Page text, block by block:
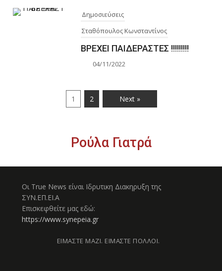
Δημοσιεύσεις
Σταθόπουλος Κωνσταντίνος
ΒΡΕΧΕΙ ΠΑΙΔΕΡΑΣΤΕΣ !!!!!!!!!
04/11/2022
1 2 Next »
Ρούλα Γιατρά
Οι True News είναι Ιδρυτικη Διακηρυξη της
ΣΥΝ.ΕΠ.ΕΙ.Α
Επισκεφθείτε μας εδώ:
https://www.synepeia.gr
ΕΙΜΑΣΤΕ ΜΑΖΙ. ΕΙΜΑΣΤΕ ΠΟΛΛΟΙ.